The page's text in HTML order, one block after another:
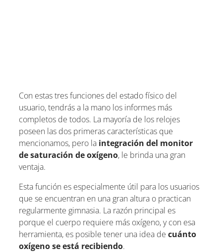
Con estas tres funciones del estado físico del
usuario, tendrás a la mano los informes más
completos de todos. La mayoría de los relojes
poseen las dos primeras características que
mencionamos, pero la integración del monitor
de saturación de oxígeno, le brinda una gran
ventaja.
Esta función es especialmente útil para los usuarios
que se encuentran en una gran altura o practican
regularmente gimnasia. La razón principal es
porque el cuerpo requiere más oxígeno, y con esa
herramienta, es posible tener una idea de cuánto
oxígeno se está recibiendo.